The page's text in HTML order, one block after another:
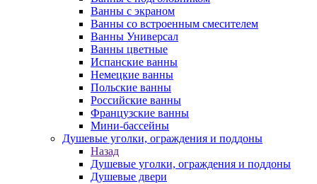
Ванны с экраном
Ванны со встроенным смесителем
Ванны Универсал
Ванны цветные
Испанские ванны
Немецкие ванны
Польские ванны
Российские ванны
Французские ванны
Мини-бассейны
Душевые уголки, ограждения и поддоны
Назад
Душевые уголки, ограждения и поддоны
Душевые двери